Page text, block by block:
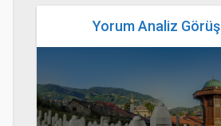
Yorum Analiz Görüş